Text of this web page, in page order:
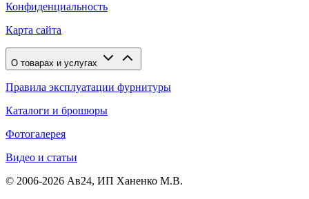
Конфиденциальность
Карта сайта
О товарах и услугах
Правила эксплуатации фурнитуры
Каталоги и брошюры
Фотогалерея
Видео и статьи
© 2006-2026 Ав24, ИП Ханенко М.В.